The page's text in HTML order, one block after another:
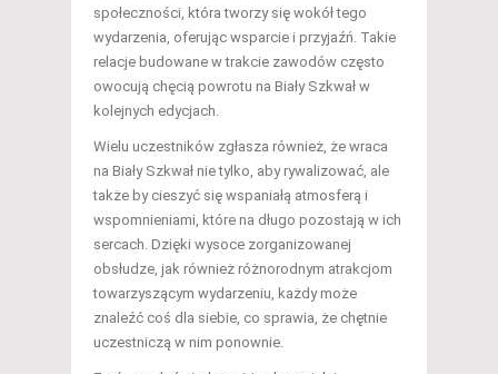
społeczności, która tworzy się wokół tego
wydarzenia, oferując wsparcie i przyjaźń. Takie
relacje budowane w trakcie zawodów często
owocują chęcią powrotu na Biały Szkwał w
kolejnych edycjach.
Wielu uczestników zgłasza również, że wraca
na Biały Szkwał nie tylko, aby rywalizować, ale
także by cieszyć się wspaniałą atmosferą i
wspomnieniami, które na długo pozostają w ich
sercach. Dzięki wysoce zorganizowanej
obsłudze, jak również różnorodnym atrakcjom
towarzyszącym wydarzeniu, każdy może
znaleźć coś dla siebie, co sprawia, że chętnie
uczestniczą w nim ponownie.